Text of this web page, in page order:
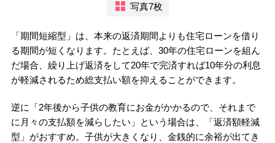
写真7枚
「期間短縮型」は、本来の返済期間よりも住宅ローンを借り
る期間が短くなります。たとえば、30年の住宅ローンを組ん
だ場合、繰り上げ返済をして20年で完済すれば10年分の利息
が軽減されるため総支払い額を抑えることができます。
逆に「2年後から子供の教育にお金がかかるので、それまで
に月々の支払額を減らしたい」という場合は、「返済額軽減
型」がおすすめ。子供が大きくなり、金銭的に余裕が出てき